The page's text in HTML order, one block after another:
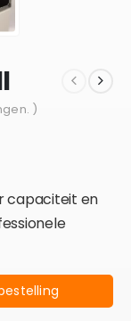
)
capaciteit en